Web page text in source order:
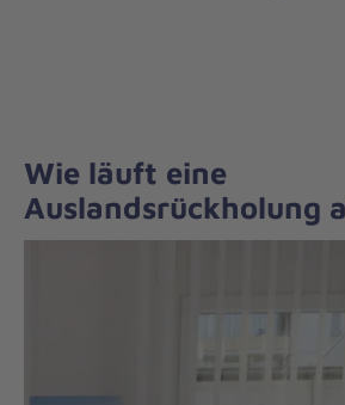
Wie läuft eine
Auslandsrückholung